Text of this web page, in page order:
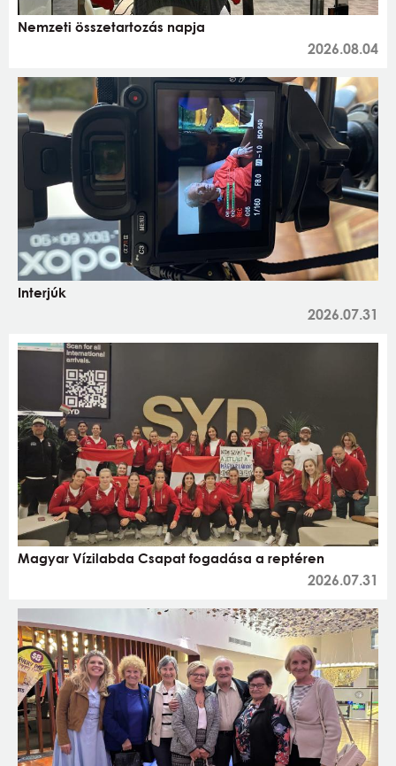
Nemzeti összetartozás napja
2026.08.04
Interjúk
2026.07.31
Magyar Vízilabda Csapat fogadása a reptéren
2026.07.31